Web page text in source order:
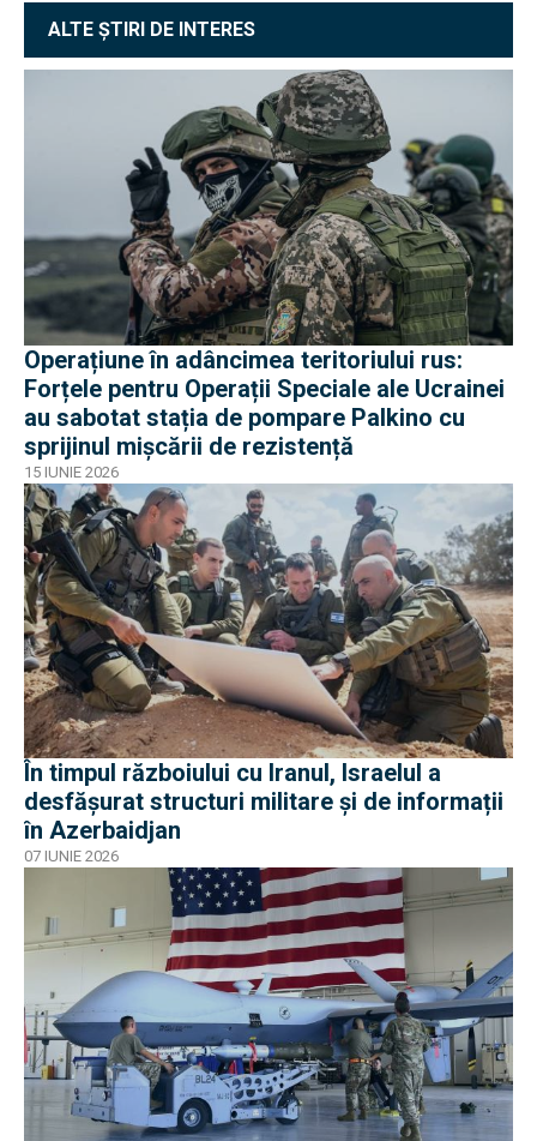
ALTE ȘTIRI DE INTERES
Operațiune în adâncimea teritoriului rus:
Forțele pentru Operații Speciale ale Ucrainei
au sabotat stația de pompare Palkino cu
sprijinul mișcării de rezistență
15 IUNIE 2026
În timpul războiului cu Iranul, Israelul a
desfășurat structuri militare și de informații
în Azerbaidjan
07 IUNIE 2026